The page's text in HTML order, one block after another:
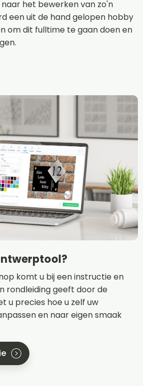
naar het bewerken van zo'n
een uit de hand gelopen hobby
om dit fulltime te gaan doen en
komt u bij een instructie en
rondleiding geeft door de
u precies hoe u zelf uw
en naar eigen smaak